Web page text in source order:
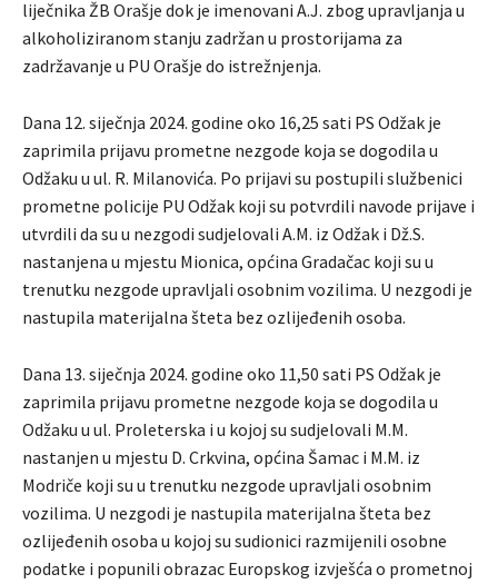
liječnika ŽB Orašje dok je imenovani A.J. zbog upravljanja u
alkoholiziranom stanju zadržan u prostorijama za
zadržavanje u PU Orašje do istrežnjenja.
Dana 12. siječnja 2024. godine oko 16,25 sati PS Odžak je
zaprimila prijavu prometne nezgode koja se dogodila u
Odžaku u ul. R. Milanovića. Po prijavi su postupili službenici
prometne policije PU Odžak koji su potvrdili navode prijave i
utvrdili da su u nezgodi sudjelovali A.M. iz Odžak i Dž.S.
nastanjena u mjestu Mionica, općina Gradačac koji su u
trenutku nezgode upravljali osobnim vozilima. U nezgodi je
nastupila materijalna šteta bez ozlijeđenih osoba.
Dana 13. siječnja 2024. godine oko 11,50 sati PS Odžak je
zaprimila prijavu prometne nezgode koja se dogodila u
Odžaku u ul. Proleterska i u kojoj su sudjelovali M.M.
nastanjen u mjestu D. Crkvina, općina Šamac i M.M. iz
Modriče koji su u trenutku nezgode upravljali osobnim
vozilima. U nezgodi je nastupila materijalna šteta bez
ozlijeđenih osoba u kojoj su sudionici razmijenili osobne
podatke i popunili obrazac Europskog izvješća o prometnoj